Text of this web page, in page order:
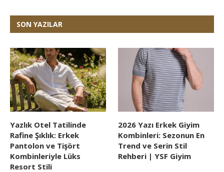
SON YAZILAR
Yazlık Otel Tatilinde
Rafine Şıklık: Erkek
Pantolon ve Tişört
Kombinleriyle Lüks
Resort Stili
2026 Yazı Erkek Giyim
Kombinleri: Sezonun En
Trend ve Serin Stil
Rehberi | YSF Giyim